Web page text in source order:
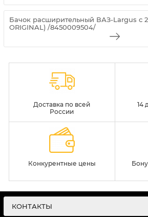
Бачок расширительный ВАЗ-Largus с
ORIGINAL) /8450009504/
Доставка по всей
России
14
Конкурентные цены
КОНТАКТЫ